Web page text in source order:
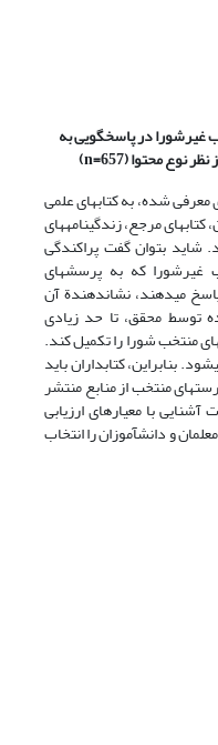
غیرشورا در پاسخگویی به
نوع محتوا(n=657)
کتابهای معرفی شده، به کتابهای علمی
مرجع، زندگینامه‏های
شاید بتوان گفت پراکندگی
غیرشورا که به پرسشهای
می‏دهند، نشان‏دهندة آن
توسط محقق، تا حد زیادی
منتخب شورا را تکمیل کند.
می‏شود. بنابراین، کتابداران باید
منتخب از منابع منتشر
با معیارهای ارزیابی
و دانش‏آموزان را انتخاب